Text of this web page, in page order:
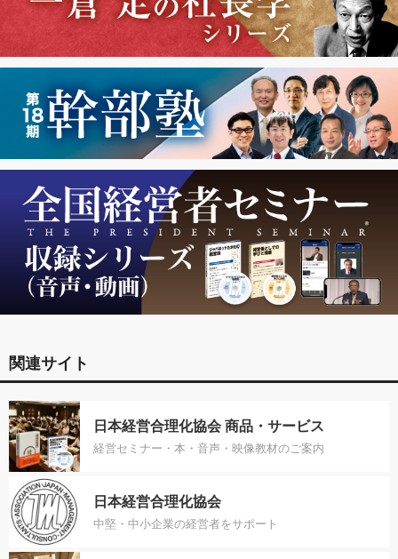
関連サイト
日本経営合理化協会 商品・サービス
経営セミナー・本・音声・映像教材のご案内
日本経営合理化協会
中堅・中小企業の経営者をサポート